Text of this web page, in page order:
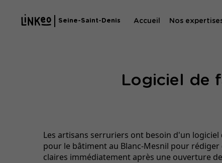
Seine-Saint-Denis Accueil Nos
Agence
Logiciel de
Les artisans serruriers ont besoin d'un logiciel
pour le bâtiment au Blanc-Mesnil pour rédiger
claires immédiatement après une ouverture